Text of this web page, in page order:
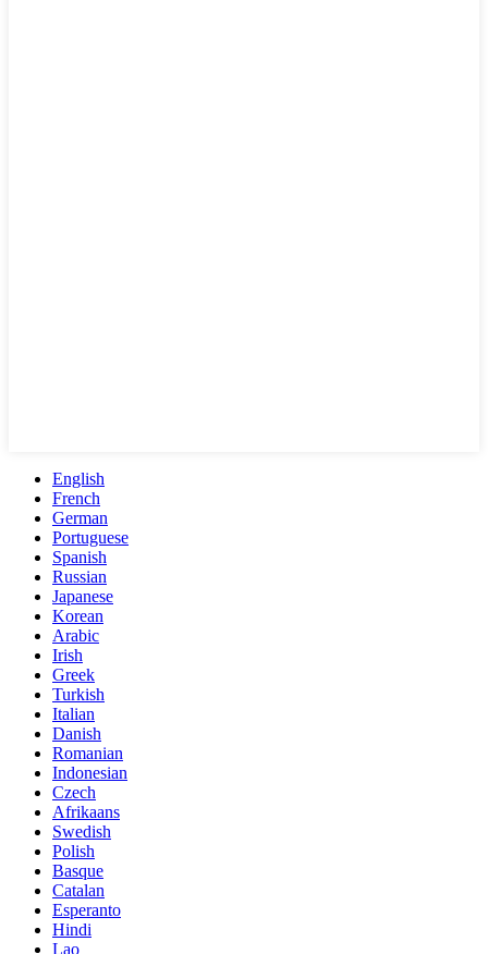
English
French
German
Portuguese
Spanish
Russian
Japanese
Korean
Arabic
Irish
Greek
Turkish
Italian
Danish
Romanian
Indonesian
Czech
Afrikaans
Swedish
Polish
Basque
Catalan
Esperanto
Hindi
Lao